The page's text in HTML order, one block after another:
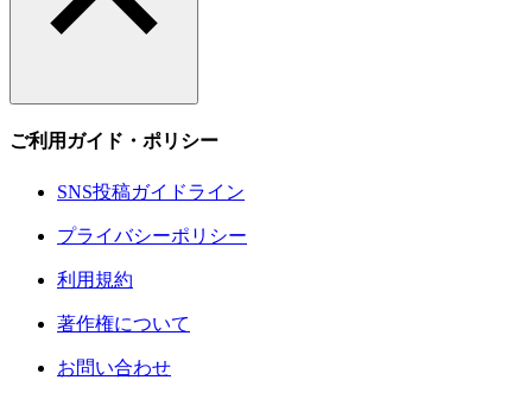
ご利用ガイド・ポリシー
SNS投稿ガイドライン
プライバシーポリシー
利用規約
著作権について
お問い合わせ